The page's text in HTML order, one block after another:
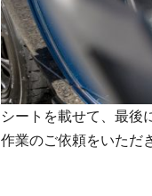
シートを載せて、最後
作業のご依頼をいただ